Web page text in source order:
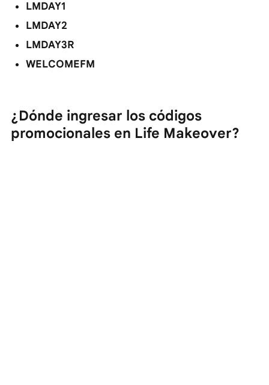
LMDAY1
LMDAY2
LMDAY3R
WELCOMEFM
¿Dónde ingresar los códigos
promocionales en Life Makeover?